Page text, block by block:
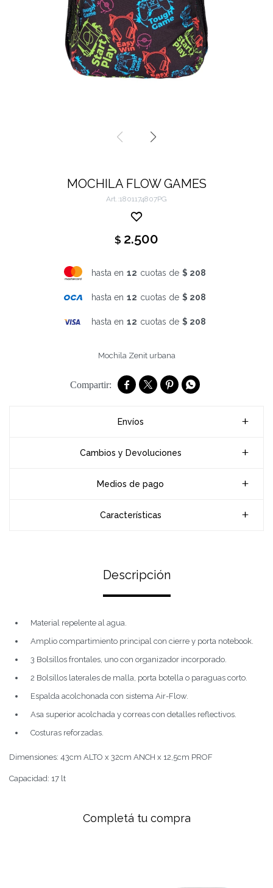
MOCHILA FLOW GAMES
1801174807PG
$ 2.500
hasta en 12 cuotas de $ 208
hasta en 12 cuotas de $ 208
hasta en 12 cuotas de $ 208
Mochila Zenit urbana
   
Envíos
Cambios y Devoluciones
Medios de pago
Características
Descripción
Material repelente al agua.
Amplio compartimiento principal con cierre y porta notebook.
3 Bolsillos frontales, uno con organizador incorporado.
2 Bolsillos laterales de malla, porta botella o paraguas corto.
Espalda acolchonada con sistema Air-Flow.
Asa superior acolchada y correas con detalles reflectivos.
Costuras reforzadas.
Dimensiones: 43cm ALTO x 32cm ANCH x 12,5cm PROF
Capacidad: 17 lt
Completá tu compra